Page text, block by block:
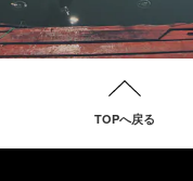
TOPへ戻る